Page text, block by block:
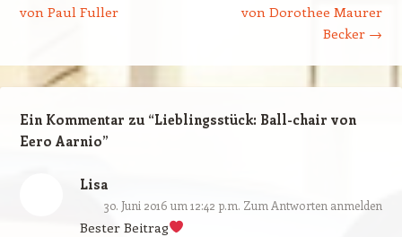
von Paul Fuller
von Dorothee Maurer
Becker →
Ein Kommentar zu “Lieblingsstück: Ball-chair von
Eero Aarnio”
Lisa
30. Juni 2016 um 12:42 p.m. Zum Antworten anmelden
Bester Beitrag